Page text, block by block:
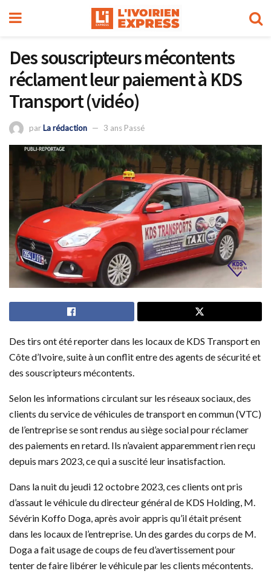
Des souscripteurs mécontents
réclament leur paiement à KDS
Transport (vidéo)
parLa rédaction 3 ans Passé
Des tirs ont été reporter dans les locaux de KDS Transport en
Côte d’Ivoire, suite à un conflit entre des agents de sécurité et
des souscripteurs mécontents.
Selon les informations circulant sur les réseaux sociaux, des
clients du service de véhicules de transport en commun (VTC)
de l’entreprise se sont rendus au siège social pour réclamer
des paiements en retard. Ils n’avaient apparemment rien reçu
depuis mars 2023, ce qui a suscité leur insatisfaction.
Dans la nuit du jeudi 12 octobre 2023, ces clients ont pris
d’assaut le véhicule du directeur général de KDS Holding, M.
Sévérin Koffo Doga, après avoir appris qu’il était présent
dans les locaux de l’entreprise. Un des gardes du corps de M.
Doga a fait usage de coups de feu d’avertissement pour
tenter de faire libérer le véhicule par les clients mécontents.